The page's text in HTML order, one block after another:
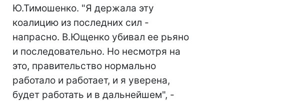
Ю.Тимошенко. "Я держала эту
коалицию из последних сил -
напрасно. В.Ющенко убивал ее рьяно
и последовательно. Но несмотря на
это, правительство нормально
работало и работает, и я уверена,
будет работать и в дальнейшем", -